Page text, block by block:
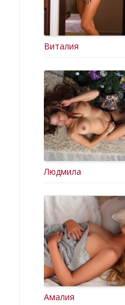
Виталия
Людмила
Амалия